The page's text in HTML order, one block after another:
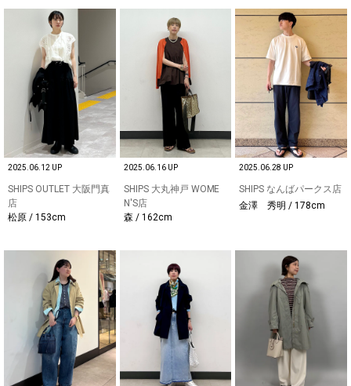
2025.06.12 UP
SHIPS OUTLET 大阪門真
店
松原 / 153cm
2025.06.16 UP
SHIPS 大丸神戸 WOME
N'S店
森 / 162cm
2025.06.28 UP
SHIPS なんばパークス店
金澤 秀明 / 178cm